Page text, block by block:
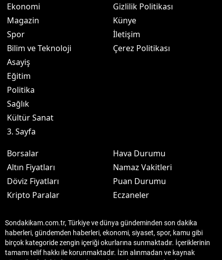
Ekonomi
Magazin
Spor
Bilim ve Teknoloji
Asayiş
Eğitim
Politika
Sağlık
Kültür Sanat
3. Sayfa
Gizlilik Politikası
Künye
İletişim
Çerez Politikası
Borsalar
Altın Fiyatları
Döviz Fiyatları
Kripto Paralar
Hava Durumu
Namaz Vakitleri
Puan Durumu
Eczaneler
Sondakikam.com.tr, Türkiye ve dünya gündeminden son dakika
haberleri, gündemden haberleri, ekonomi, siyaset, spor, kamu gibi
birçok kategoride zengin içeriği okurlarına sunmaktadır. İçeriklerinin
tamamı telif hakkı ile korunmaktadır. İzin alınmadan ve kaynak